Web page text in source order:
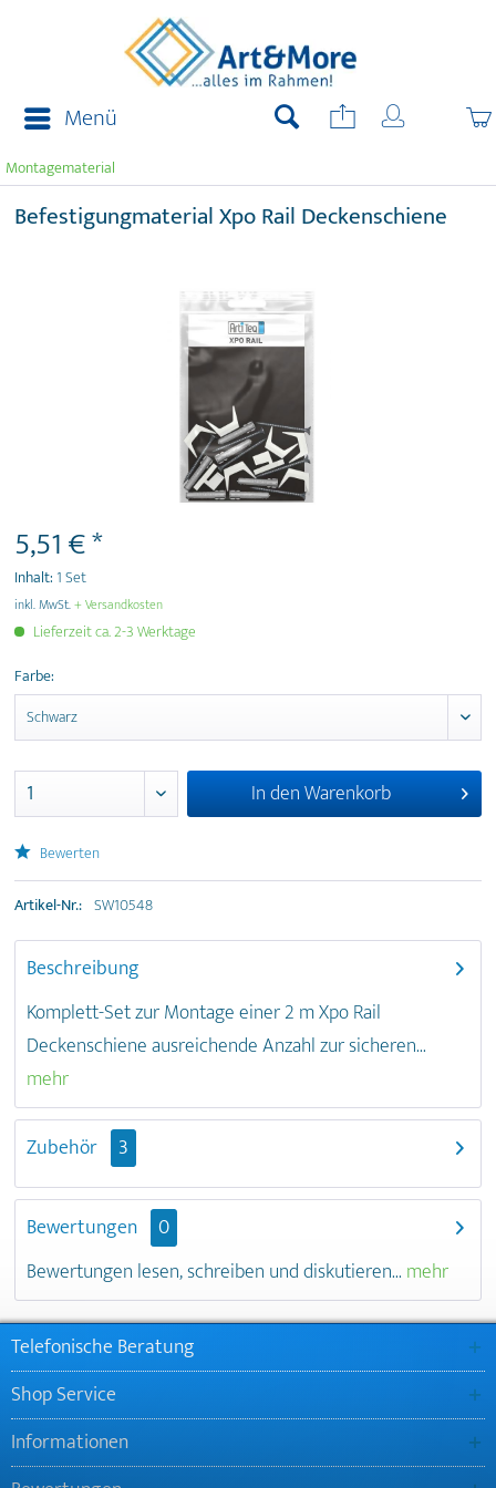
Menü
Montagematerial
Befestigungmaterial Xpo Rail Deckenschiene
5,51 € *
Inhalt:1 Set
inkl. MwSt.+ Versandkosten
Lieferzeit ca. 2-3 Werktage
Farbe:
In denWarenkorb
Bewerten
Artikel-Nr.: SW10548
Beschreibung
Komplett-Set zur Montage einer 2 m Xpo Rail
Deckenschiene ausreichende Anzahl zur sicheren...
mehr
Zubehör 3
Bewertungen
0
Bewertungen lesen, schreiben und diskutieren... mehr
Telefonische Beratung
Shop Service
Informationen